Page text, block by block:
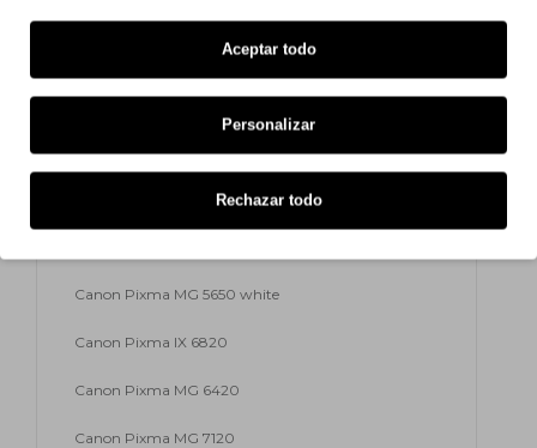
Canon Pixma MG 6600 Series
Canon Pixma MG 6650
Canon Pixma MG 7500 Series
Canon Pixma MG 7550
Canon Pixma MG 5650 white
Canon Pixma IX 6820
Canon Pixma MG 6420
Canon Pixma MG 7120
Aceptar todo
Personalizar
Rechazar todo